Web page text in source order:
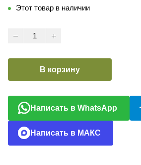
Этот товар в наличии
В корзину
Написать в WhatsApp
Написать в МАКС